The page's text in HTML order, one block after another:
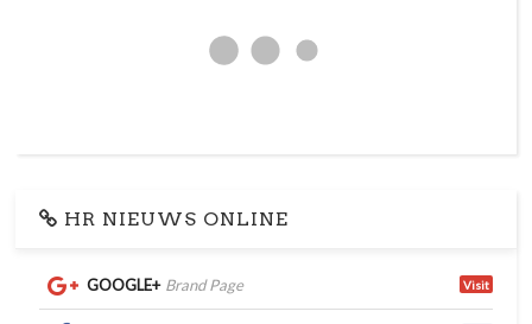
HR NIEUWS ONLINE
GOOGLE+ Brand Page Visit